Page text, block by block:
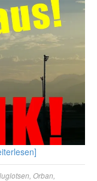
Orban